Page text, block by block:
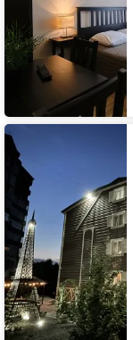
Гостиница
Art
Plaza